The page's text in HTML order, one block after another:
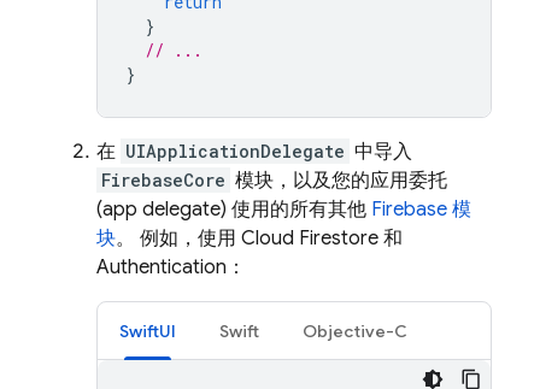
}
// ...
}
在 UIApplicationDelegate 中导入
FirebaseCore 模块，以及您的应用委托
(app delegate) 使用的所有其他 Firebase 模
块。 例如，使用 Cloud Firestore 和
Authentication ：
SwiftUI Swift Objective-C